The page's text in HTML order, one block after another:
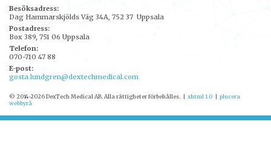
Besöksadress:
Dag Hammarskjölds Väg 34A, 752 37 Uppsala
Postadress:
Box 389, 751 06 Uppsala
Telefon:
070-710 47 88
E-post:
gosta.lundgren@dextechmedical.com
© 2014-2026 DexTech Medical AB. Alla rättigheter förbehålles. | xhtml 1.0 | plucera
webbyrå